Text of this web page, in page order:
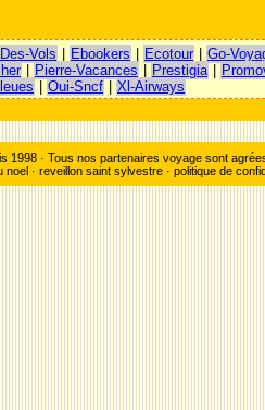
Vols Ebookers Ecotour Go-
Pierre-Vacances Prestigia
Oui-Sncf Xl-Airways
1998 · Tous nos partenaires voyage sont
noel· reveillon saint sylvestre· politique de